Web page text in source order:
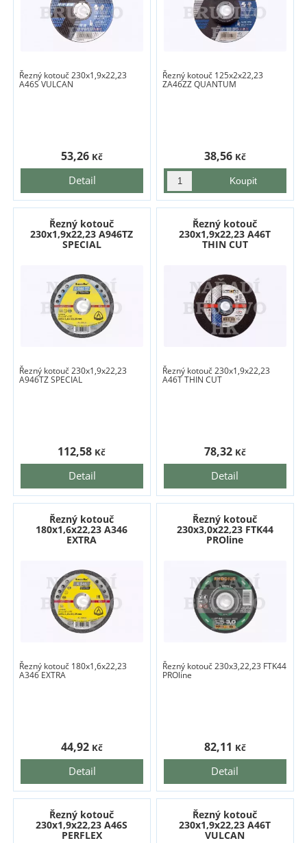
Řezný kotouč 230x1,9x22,23
A46S VULCAN
Detail
53,26 Kč
Řezný kotouč 125x2x22,23
ZA46ZZ QUANTUM
38,56 Kč
Řezný kotouč
230x1,9x22,23 A946TZ
SPECIAL
Řezný kotouč 230x1,9x22,23
A946TZ SPECIAL
Detail
112,58 Kč
Řezný kotouč
230x1,9x22,23 A46T
THIN CUT
Řezný kotouč 230x1,9x22,23
A46T THIN CUT
Detail
78,32 Kč
Řezný kotouč
180x1,6x22,23 A346
EXTRA
Řezný kotouč 180x1,6x22,23
A346 EXTRA
Detail
44,92 Kč
Řezný kotouč
230x3,0x22,23 FTK44
PROline
Řezný kotouč 230x3,22,23 FTK44
PROline
Detail
82,11 Kč
Řezný kotouč
230x1,9x22,23 A46S
PERFLEX
Řezný kotouč
230x1,9x22,23 A46T
VULCAN